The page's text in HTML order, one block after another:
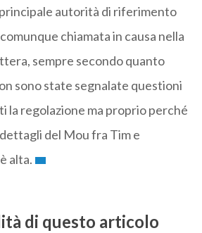
autorità di riferimento
chiamata in causa nella
sempre secondo quanto
sono state segnalate questioni
la regolazione ma proprio perché
del Mou fra Tim e
alta.
di questo articolo